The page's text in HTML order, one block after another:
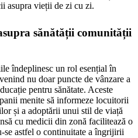
asupra vieții de zi cu zi.
sănătății comunității
îndeplinesc un rol esențial în
nu doar puncte de vânzare a
pentru sănătate. Aceste
menite să informeze locuitorii
și a adoptării unui stil de viață
cu medicii din zonă facilitează o
se astfel o continuitate a îngrijirii